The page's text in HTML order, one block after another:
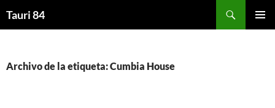
Tauri 84
Archivo de la etiqueta: Cumbia House